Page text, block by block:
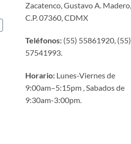
Zacatenco, Gustavo A. Madero,
C.P. 07360, CDMX
Teléfonos: (55) 55861920, (55)
57541993.
Horario: Lunes-Viernes de
9:00am–5:15pm , Sabados de
9:30am-3:00pm.